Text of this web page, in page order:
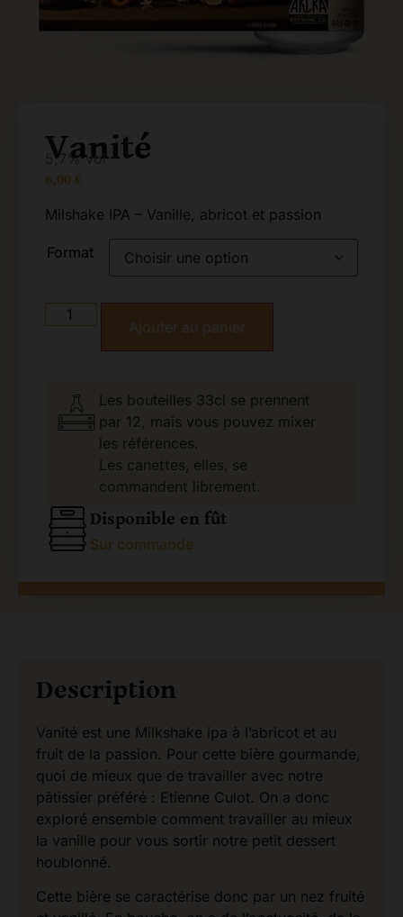
Vanité
5,7% vol
6,00 €
Milshake IPA – Vanille, abricot et passion
Format
Ajouter au panier
Les bouteilles 33cl se prennent
par 12, mais vous pouvez mixer
les références.
Les canettes, elles, se
commandent librement.
Disponible en fût
Sur commande
Description
Vanité est une Milkshake ipa à l’abricot et au
fruit de la passion. Pour cette bière gourmande,
quoi de mieux que de travailler avec notre
pâtissier préféré : Etienne Culot. On a donc
exploré ensemble comment travailler au mieux
la vanille pour vous sortir notre petit dessert
houblonné.
Cette bière se caractérise donc par un nez fruité